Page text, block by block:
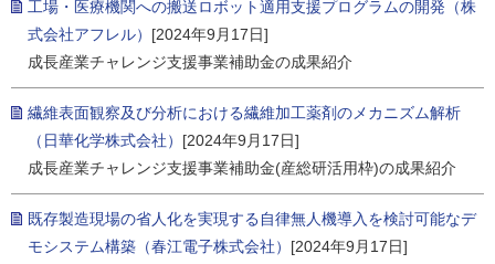
工場・医療機関への搬送ロボット適用支援プログラムの開発（株
式会社アフレル） [2024年9月17日]
成長産業チャレンジ支援事業補助金の成果紹介
繊維表面観察及び分析における繊維加工薬剤のメカニズム解析
（日華化学株式会社） [2024年9月17日]
成長産業チャレンジ支援事業補助金(産総研活用枠)の成果紹介
既存製造現場の省人化を実現する自律無人機導入を検討可能なデ
モシステム構築（春江電子株式会社） [2024年9月17日]